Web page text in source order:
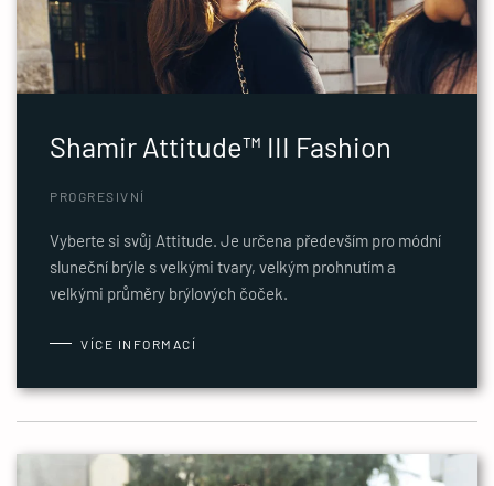
Shamir Attitude™ III Fashion
PROGRESIVNÍ
Vyberte si svůj Attitude. Je určena především pro módní
sluneční brýle s velkými tvary, velkým prohnutím a
velkými průměry brýlových čoček.
VÍCE INFORMACÍ